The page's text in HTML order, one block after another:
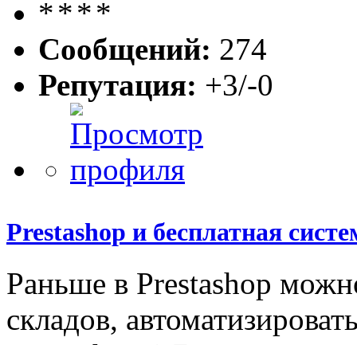
Сообщений: 274
Репутация: +3/-0
Prestashop и бесплатная
Раньше в Prestashop
складов,